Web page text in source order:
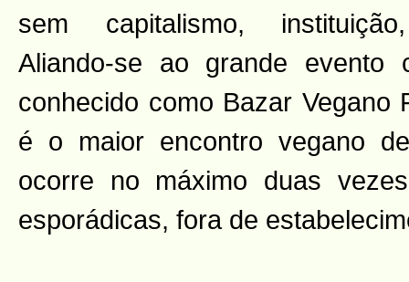
sem capitalismo,
Aliando-se ao grande evento
conhecido como Bazar Vegano
é o maior encontro vegano
ocorre no máximo duas
esporádicas, fora de